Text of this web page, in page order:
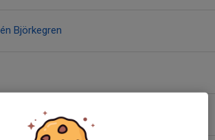
Björkegren